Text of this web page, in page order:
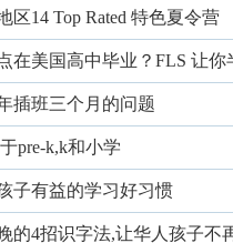
区14 Top Rated 特色夏令营
在美国高中毕业？FLS 让
插班三个月的问题
pre-k,k和小学
子有益的学习好习惯
的4招识字法,让华人孩子不